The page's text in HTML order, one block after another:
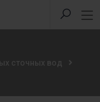
сточных вод